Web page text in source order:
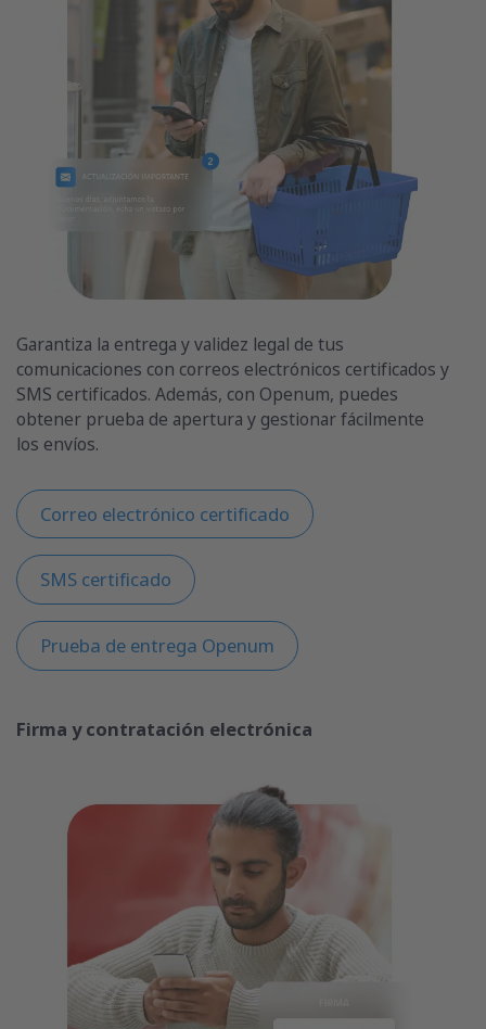
Garantiza la entrega y validez legal de tus
comunicaciones con correos electrónicos certificados y
SMS certificados. Además, con Openum, puedes
obtener prueba de apertura y gestionar fácilmente
los envíos.
Correo electrónico certificado
SMS certificado
Prueba de entrega Openum
Firma y contratación electrónica